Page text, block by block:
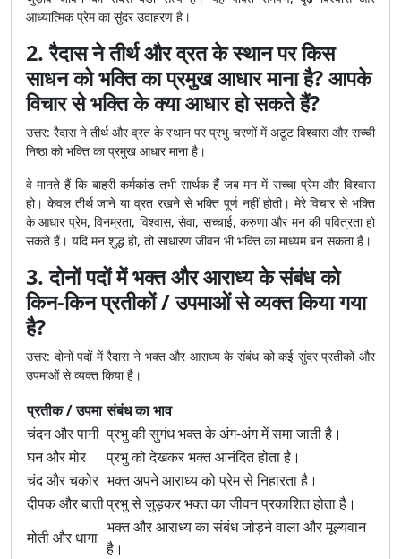
आध्यात्मिक प्रेम का सुंदर उदाहरण है।
2. रैदास ने तीर्थ और व्रत के स्थान पर किस
साधन को भक्ति का प्रमुख आधार माना है? आपके
विचार से भक्ति के क्या आधार हो सकते हैं?
उत्तर: रैदास ने तीर्थ और व्रत के स्थान पर प्रभु-चरणों में अटूट विश्वास और सच्ची
निष्ठा को भक्ति का प्रमुख आधार माना है।
वे मानते हैं कि बाहरी कर्मकांड तभी सार्थक हैं जब मन में सच्चा प्रेम और विश्वास
हो। केवल तीर्थ जाने या व्रत रखने से भक्ति पूर्ण नहीं होती। मेरे विचार से भक्ति
के आधार प्रेम, विनम्रता, विश्वास, सेवा, सच्चाई, करुणा और मन की पवित्रता हो
सकते हैं। यदि मन शुद्ध हो, तो साधारण जीवन भी भक्ति का माध्यम बन सकता है।
3. दोनों पदों में भक्त और आराध्य के संबंध को
किन-किन प्रतीकों / उपमाओं से व्यक्त किया गया
है?
उत्तर: दोनों पदों में रैदास ने भक्त और आराध्य के संबंध को कई सुंदर प्रतीकों और
उपमाओं से व्यक्त किया है।
प्रतीक / उपमा संबंध का भाव
चंदन और पानी प्रभु की सुगंध भक्त के अंग-अंग में समा जाती है।
घन और मोर
प्रभु को देखकर भक्त आनंदित होता है।
चंद और चकोर भक्त अपने आराध्य को प्रेम से निहारता है।
दीपक और बातीप्रभु से जुड़कर भक्त का जीवन प्रकाशित होता है।
मोती और धागा
भक्त और आराध्य का संबंध जोड़ने वाला और मूल्यवान
है।